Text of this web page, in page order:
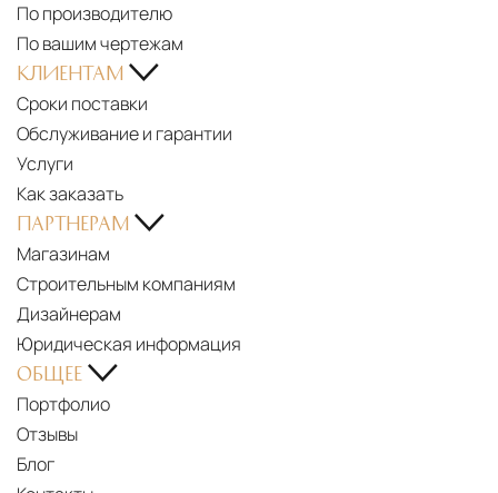
PDF
Longhi
-
Resort,
Outdoor
Collection
-
2025
Catalogue
(it,
en,
ru,
zh)
WITH
MARGHERITA
FANTI
AURA
COLLECTION
—
A
CONVERSATION
WITH
MATTEO
NUNZIATI
LONGHI
|
AURA
2026
COLLECTION
По производителю
По вашим чертежам
КЛИЕНТАМ
Сроки поставки
Обслуживание и гарантии
Услуги
Как заказать
ПАРТНЕРАМ
Магазинам
Строительным компаниям
Дизайнерам
Юридическая информация
ОБЩЕЕ
Портфолио
Отзывы
Блог